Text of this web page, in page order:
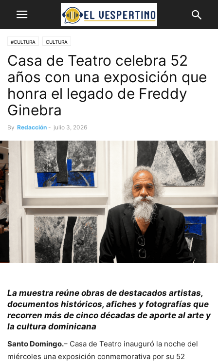
#CULTURA CULTURA
Casa de Teatro celebra 52
años con una exposición que
honra el legado de Freddy
Ginebra
By Redacción - julio 3, 2026
La muestra reúne obras de destacados artistas,
documentos históricos, afiches y fotografías que
recorren más de cinco décadas de aporte al arte y
la cultura dominicana
Santo Domingo.– Casa de Teatro inauguró la noche del
miércoles una exposición conmemorativa por su 52